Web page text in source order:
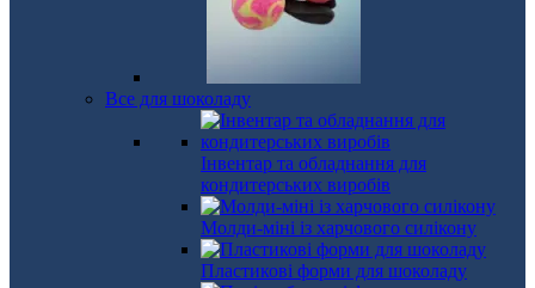
Все для шоколаду
Інвентар та обладнання для
кондитерських виробів
Молди-міні із харчового силікону
Пластикові форми для шоколаду